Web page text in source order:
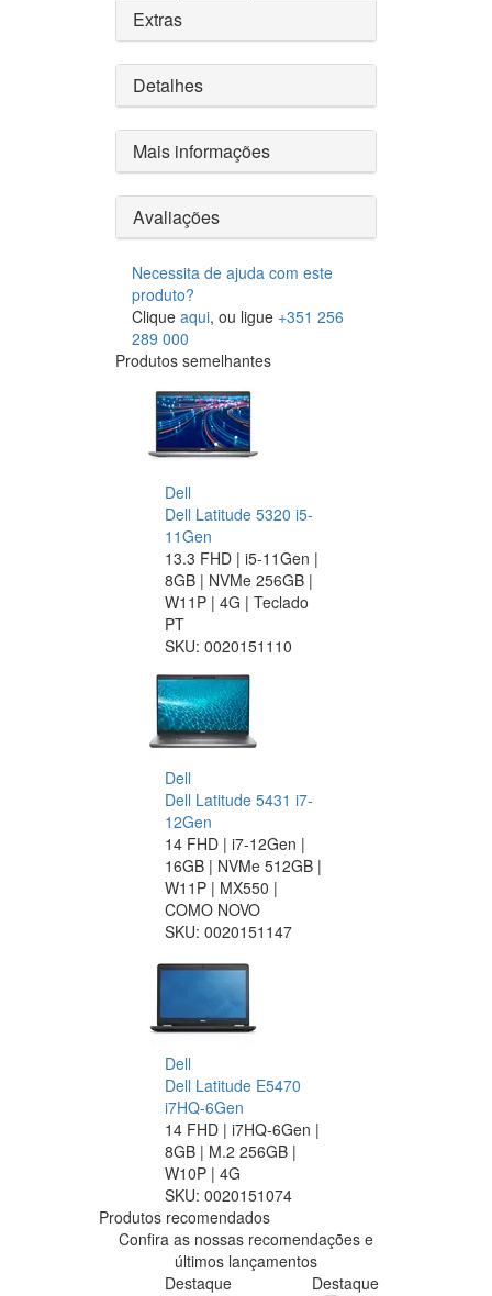
Extras
Detalhes
Mais informações
Avaliações
Necessita de ajuda com este
produto?
Clique aqui, ou ligue +351 256
289 000
Produtos semelhantes
Dell
Dell Latitude 5320 i5-
11Gen
13.3 FHD | i5-11Gen |
8GB | NVMe 256GB |
W11P | 4G | Teclado
PT
SKU: 0020151110
Dell
Dell Latitude 5431 i7-
12Gen
14 FHD | i7-12Gen |
16GB | NVMe 512GB |
W11P | MX550 |
COMO NOVO
SKU: 0020151147
Dell
Dell Latitude E5470
i7HQ-6Gen
14 FHD | i7HQ-6Gen |
8GB | M.2 256GB |
W10P | 4G
SKU: 0020151074
Produtos recomendados
Confira as nossas recomendações e
últimos lançamentos
Destaque
Destaque